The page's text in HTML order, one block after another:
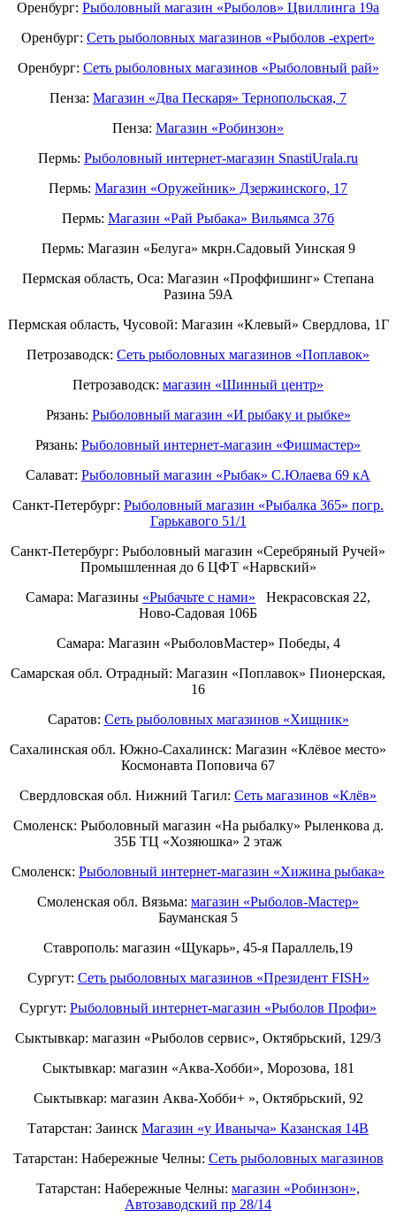
Оренбург: Рыболовный магазин «Рыболов» Цвиллинга 19а
Оренбург: Сеть рыболовных магазинов «Рыболов -expert»
Оренбург: Сеть рыболовных магазинов «Рыболовный рай»
Пенза: Магазин «Два Пескаря» Тернопольская, 7
Пенза: Магазин «Робинзон»
Пермь: Рыболовный интернет-магазин SnastiUrala.ru
Пермь: Магазин «Оружейник» Дзержинского, 17
Пермь: Магазин «Рай Рыбака» Вильямса 37б
Пермь: Магазин «Белуга» мкрн.Садовый Уинская 9
Пермская область, Оса: Магазин «Проффишинг» Степана
Разина 59А
Пермская область, Чусовой: Магазин «Клевый» Свердлова, 1Г
Петрозаводск: Сеть рыболовных магазинов «Поплавок»
Петрозаводск: магазин «Шинный центр»
Рязань: Рыболовный магазин «И рыбаку и рыбке»
Рязань: Рыболовный интернет-магазин «Фишмастер»
Салават: Рыболовный магазин «Рыбак» С.Юлаева 69 кА
Санкт-Петербург: Рыболовный магазин «Рыбалка 365» погр.
Гарькавого 51/1
Санкт-Петербург: Рыболовный магазин «Серебряный Ручей»
Промышленная до 6 ЦФТ «Нарвский»
Самара: Магазины «Рыбачьте с нами» Некрасовская 22,
Ново-Садовая 106Б
Самара: Магазин «РыболовМастер» Победы, 4
Самарская обл. Отрадный: Магазин «Поплавок» Пионерская,
16
Саратов: Сеть рыболовных магазинов «Хищник»
Сахалинская обл. Южно-Сахалинск: Магазин «Клёвое место»
Космонавта Поповича 67
Свердловская обл. Нижний Тагил: Cеть магазинов «Клёв»
Смоленск: Рыболовный магазин «На рыбалку» Рыленкова д.
35Б ТЦ «Хозяюшка» 2 этаж
Смоленск: Рыболовный интернет-магазин «Хижина рыбака»
Смоленская обл. Вязьма: магазин «Рыболов-Мастер»
Бауманская 5
Ставрополь: магазин «Щукарь», 45-я Параллель,19
Сургут: Сеть рыболовных магазинов «Президент FISH»
Сургут: Рыболовный интернет-магазин «Рыболов Профи»
Сыктывкар: магазин «Рыболов сервис», Октябрьский, 129/3
Сыктывкар: магазин «Аква-Хобби», Морозова, 181
Сыктывкар: магазин Аква-Хобби+ », Октябрьский, 92
Татарстан: Заинск Магазин «у Иваныча» Казанская 14В
Татарстан: Набережные Челны: Cеть рыболовных магазинов
Татарстан: Набережные Челны: магазин «Робинзон»,
Автозаводский пр 28/14